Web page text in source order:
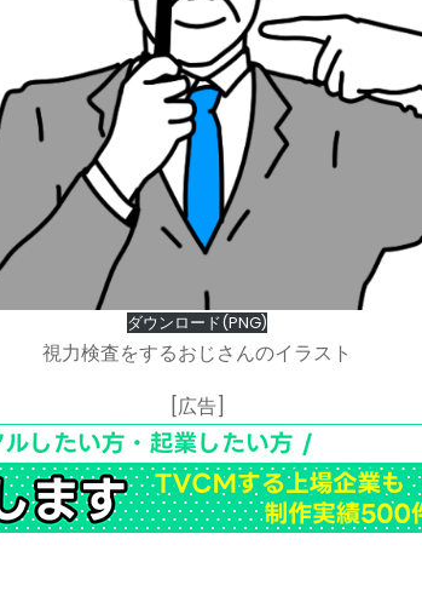
ダウンロード(PNG)
視力検査をするおじさんのイラスト
[広告]